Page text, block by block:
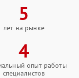
5
лет на рынке
4
опыт работы
специалистов